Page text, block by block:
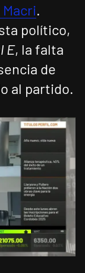
.
político,
E, la falta
de
al partido.